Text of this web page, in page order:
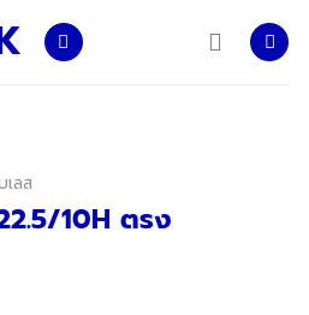
เลส
10H ตรง